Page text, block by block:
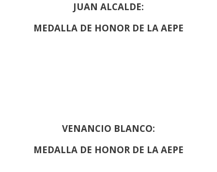
JUAN ALCALDE:
MEDALLA DE HONOR DE LA AEPE
VENANCIO BLANCO:
MEDALLA DE HONOR DE LA AEPE